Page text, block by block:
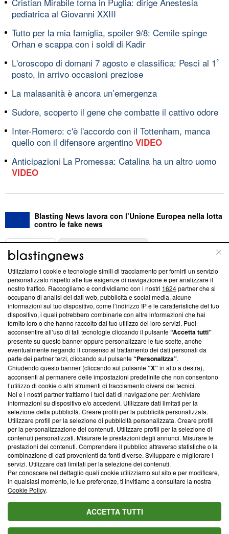
pediatrica al Giovanni XXIII
Tutto per la mia famiglia, spoiler 9/8: Cemile spinge
Orhan e scappa con i soldi di Kadir
L'oroscopo di domani 7 agosto e classifica: Pesci al 1ﾟ
posto, in arrivo occasioni preziose
La malasanità è ancora un’emergenza
Sudore, scoperto il gene che combatte il cattivo odore
Inter-Romero: c'è l'accordo con il Tottenham, manca
quello con il difensore argentino VIDEO
Anticipazioni La Promessa: Catalina ha un altro uomo
VIDEO
Blasting News lavora con l’Unione Europea nella lotta
contro le fake news
ABOUT
Questa sezione offre informazioni trasparenti su Blasting
News, sui nostri processi editoriali e su come ci impegniamo a
creare news di qualità. Inoltre, afferma la nostra aderenza a
‘Trust Project - News with Integrity’Blasting News non è
ancora membro del programma, ma ha richiesto di farne
parte; Trust Project non ha ancora effettuato una verifica di
conformità agli standard.
Su di noi
Team editoriale
Corporate
Redazione
Informativa Privacy
Cookie Policy
Blasting SA, IDI CHE-247.845.224, Via Carlo Frasca, 3 - 6900
Lugano (Svizzera) Tel:+39 0690258937
© 2026 Blasting News
Utilizziamo i cookie e tecnologie simili di tracciamento per fornirti un servizio
personalizzato rispetto alle tue esigenze di navigazione e per analizzare il
nostro traffico. Raccogliamo e condividiamo con i nostri 1624partner che si
occupano di analisi dei dati web, pubblicità e social media, alcune
informazioni sul tuo dispositivo, come l’indirizzo IP e le caratteristiche del tuo
dispositivo, i quali potrebbero combinarle con altre informazioni che hai
fornito loro o che hanno raccolto dal tuo utilizzo dei loro servizi. Puoi
acconsentire all’uso di tali tecnologie cliccando il pulsante“Accetta tutti”
presente su questo banner oppure personalizzare le tue scelte, anche
eventualmente negando il consenso al trattamento dei dati personali da
parte dei partner terzi, cliccando sul pulsante“Personalizza”.
Chiudendo questo banner (cliccando sul pulsante“X”in alto a destra),
acconsenti al permanere delle impostazioni predefinite che non consentono
l’utilizzo di cookie o altri strumenti di tracciamento diversi dai tecnici.
Noi e i nostri partner trattiamo i tuoi dati di navigazione per: Archiviare
informazioni su dispositivo e/o accedervi. Utilizzare dati limitati per la
selezione della pubblicità. Creare profili per la pubblicità personalizzata.
Utilizzare profili per la selezione di pubblicità personalizzata. Creare profili
per la personalizzazione dei contenuti. Utilizzare profili per la selezione di
contenuti personalizzati. Misurare le prestazioni degli annunci. Misurare le
prestazioni dei contenuti. Comprendere il pubblico attraverso statistiche o la
combinazione di dati provenienti da fonti diverse. Sviluppare e migliorare i
servizi. Utilizzare dati limitati per la selezione dei contenuti.
Per conoscere nel dettaglio quali cookie utilizziamo sul sito e per modificare,
in qualsiasi momento, le tue preferenze, ti invitiamo a consultare la nostra
Cookie Policy.
ACCETTA TUTTI